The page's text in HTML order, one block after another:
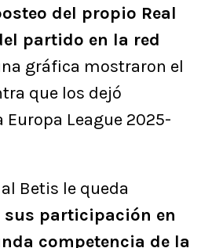
del propio Real
partido en la red
gráfica mostraron el
que los dejó
League 2025-
Betis le queda
participación en
competencia de la